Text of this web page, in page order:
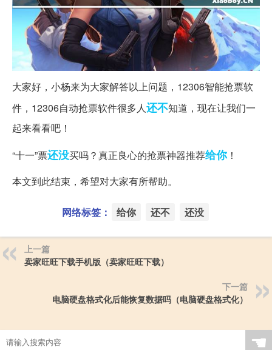
大家好，小杨来为大家解答以上问题，12306智能抢票软
件，12306自动抢票软件很多人还不知道，现在让我们一
起来看看吧！
“十一”票还没买吗？真正良心的抢票神器推荐给你！
本文到此结束，希望对大家有所帮助。
网络标签： 给你 还不 还没
上一篇
卖家旺旺下载手机版（卖家旺旺下载）
下一篇
电脑硬盘格式化后能恢复数据吗（电脑硬盘格式化）
☚